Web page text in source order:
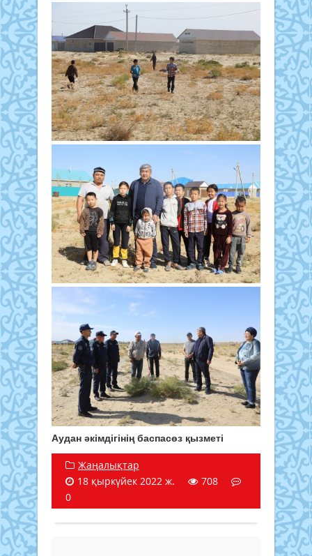
Аудан әкімдігінің баспасөз қызметі
Жаңалықтар
18 қыркүйек 2022 ж.
708
0